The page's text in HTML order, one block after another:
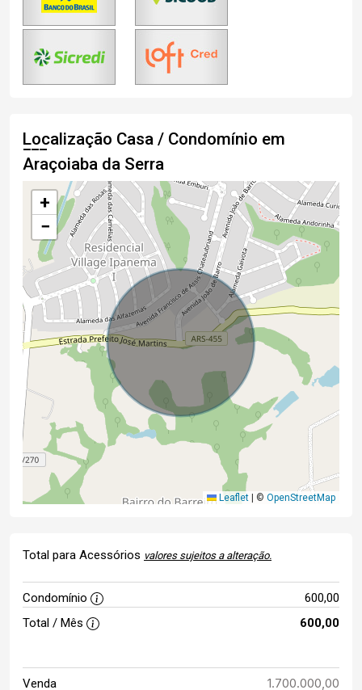
Localização Casa / Condomínio em
Araçoiaba da Serra
+
−
Leaflet | © OpenStreetMap
Total para Acessórios valores sujeitos a alteração.
Condomínio
600,00
Total / Mês
600,00
Venda 1.700.000,00